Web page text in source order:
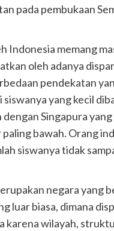
pada pembukaan
Indonesia memang
oleh adanya
pendekatan
yang kecil
Singapura
bawah. Orang
siswanya tidak
negara yang
luar biasa, dimana
karena wilayah,